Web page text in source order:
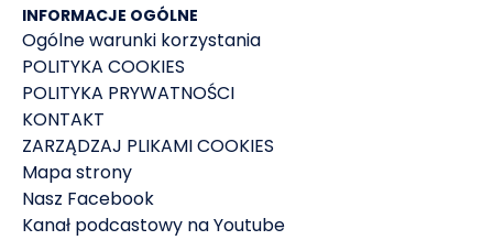
INFORMACJE OGÓLNE
Ogólne warunki korzystania
POLITYKA COOKIES
POLITYKA PRYWATNOŚCI
KONTAKT
ZARZĄDZAJ PLIKAMI COOKIES
Mapa strony
Nasz Facebook
Kanał podcastowy na Youtube